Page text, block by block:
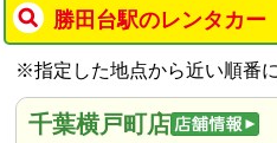
勝田台駅のレンタカー
※指定した地点から近い順番
千葉横戸町店